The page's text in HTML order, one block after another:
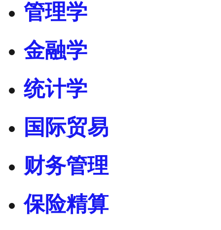
管理学
金融学
统计学
国际贸易
财务管理
保险精算